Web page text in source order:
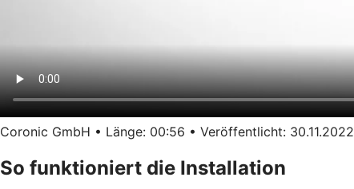
Coronic GmbH • Länge: 00:56 • Veröffentlicht: 30.11.2022
So funktioniert die Installation